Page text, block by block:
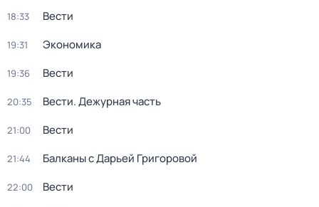
18:33 Вести
19:31 Экономика
19:36 Вести
20:35 Вести. Дежурная часть
21:00 Вести
21:44 Балканы с Дарьей Григоровой
22:00 Вести